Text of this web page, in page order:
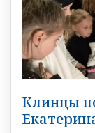
Клинцы